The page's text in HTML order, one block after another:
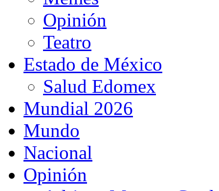
Opinión
Teatro
Estado de México
Salud Edomex
Mundial 2026
Mundo
Nacional
Opinión